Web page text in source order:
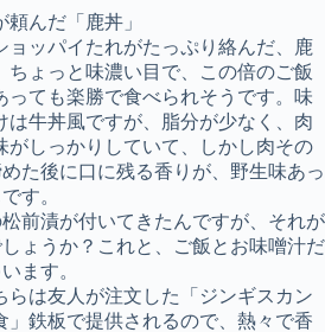
頼んだ「鹿丼」
ョッパイたれがたっぷり絡んだ、鹿
ちょっと味濃い目で、この倍のご飯
っても楽勝で食べられそうです。味
は牛丼風ですが、脂分が少なく、肉
がしっかりしていて、しかし肉その
た後に口に残る香りが、野生味あっ
す。
前漬が付いてきたんですが、それが
ょうか？これと、ご飯とお味噌汁だ
ます。
らは友人が注文した「ジンギスカン
」鉄板で提供されるので、熱々で香